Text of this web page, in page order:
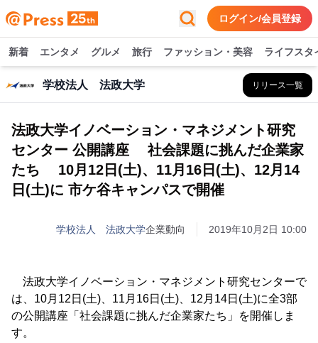
ログイン/会員登録
新着 エンタメ グルメ 旅行 ファッション・美容 ライフスタ
学校法人 法政大学 リリース一覧
法政大学イノベーション・マネジメント研究
センター 公開講座 社会課題に挑んだ企業家
たち 10月12日(土)、11月16日(土)、12月14
日(土)に 市ケ谷キャンパスで開催
学校法人 法政大学企業動向 2019年10月2日 10:00
法政大学イノベーション・マネジメント研究センターで
は、10月12日(土)、11月16日(土)、12月14日(土)に全3部
の公開講座「社会課題に挑んだ企業家たち」を開催しま
す。